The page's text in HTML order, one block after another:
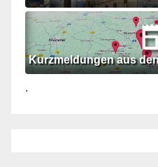
Kurzmeldungen aus
.